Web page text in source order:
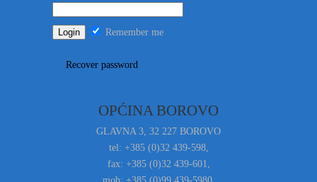
Remember me
Recover password
OPĆINA BOROVO
GLAVNA 3, 32 227 BOROVO
tel: +385 (0)32 439-598,
fax: +385 (0)32 439-601,